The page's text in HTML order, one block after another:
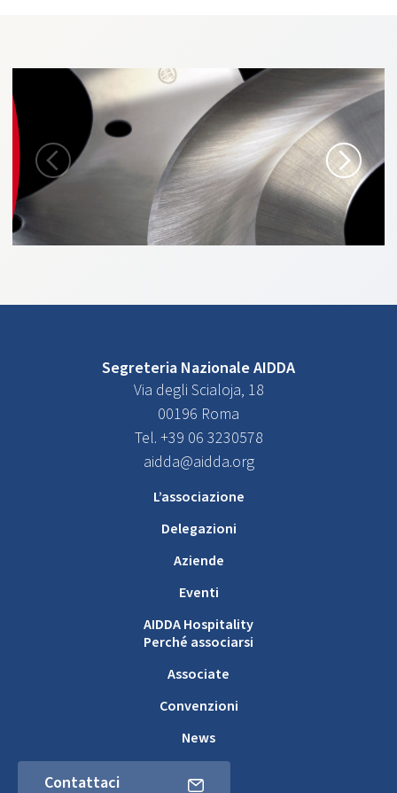
Segreteria Nazionale AIDDA
Via degli Scialoja, 18
00196 Roma
Tel. +39 06 3230578
aidda@aidda.org
L’associazione
Delegazioni
Aziende
Eventi
AIDDA Hospitality
Perché associarsi
Associate
Convenzioni
News
Contattaci